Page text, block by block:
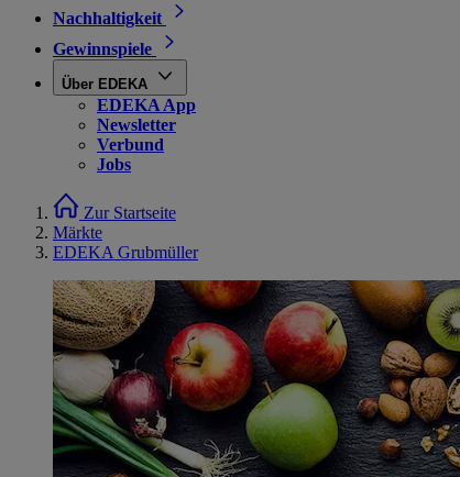
Nachhaltigkeit
Gewinnspiele
Über EDEKA
EDEKA App
Newsletter
Verbund
Jobs
Zur Startseite
Märkte
EDEKA Grubmüller